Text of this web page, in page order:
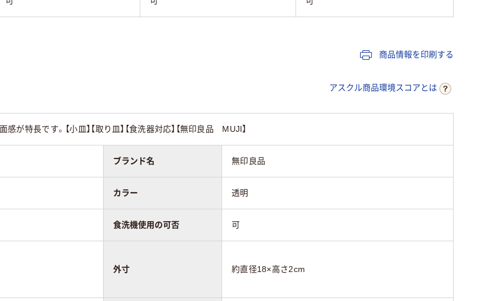
商品情報を印刷する
アスクル商品環境スコアとは
が特長です。【小皿】【取り皿】【食洗器対応】【無印良品 MUJI】
ブランド名 無印良品
カラー 透明
食洗機使用の可否 可
外寸 約直径18×高さ2cm